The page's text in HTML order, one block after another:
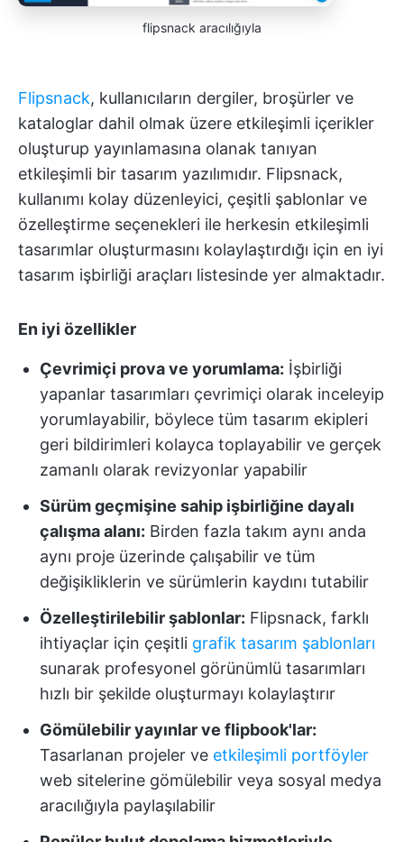
flipsnack aracılığıyla
Flipsnack, kullanıcıların dergiler, broşürler ve
kataloglar dahil olmak üzere etkileşimli içerikler
oluşturup yayınlamasına olanak tanıyan
etkileşimli bir tasarım yazılımıdır. Flipsnack,
kullanımı kolay düzenleyici, çeşitli şablonlar ve
özelleştirme seçenekleri ile herkesin etkileşimli
tasarımlar oluşturmasını kolaylaştırdığı için en iyi
tasarım işbirliği araçları listesinde yer almaktadır.
En iyi özellikler
Çevrimiçi prova ve yorumlama: İşbirliği
yapanlar tasarımları çevrimiçi olarak inceleyip
yorumlayabilir, böylece tüm tasarım ekipleri
geri bildirimleri kolayca toplayabilir ve gerçek
zamanlı olarak revizyonlar yapabilir
Sürüm geçmişine sahip işbirliğine dayalı
çalışma alanı: Birden fazla takım aynı anda
aynı proje üzerinde çalışabilir ve tüm
değişikliklerin ve sürümlerin kaydını tutabilir
Özelleştirilebilir şablonlar: Flipsnack, farklı
ihtiyaçlar için çeşitli grafik tasarım şablonları
sunarak profesyonel görünümlü tasarımları
hızlı bir şekilde oluşturmayı kolaylaştırır
Gömülebilir yayınlar ve flipbook'lar:
Tasarlanan projeler ve etkileşimli portföyler
web sitelerine gömülebilir veya sosyal medya
aracılığıyla paylaşılabilir